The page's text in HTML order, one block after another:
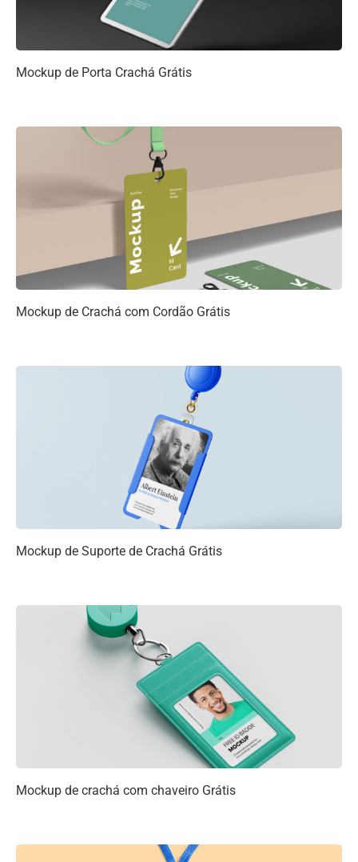
Mockup de Porta Crachá Grátis
Mockup de Crachá com Cordão Grátis
Mockup de Suporte de Crachá Grátis
Mockup de crachá com chaveiro Grátis